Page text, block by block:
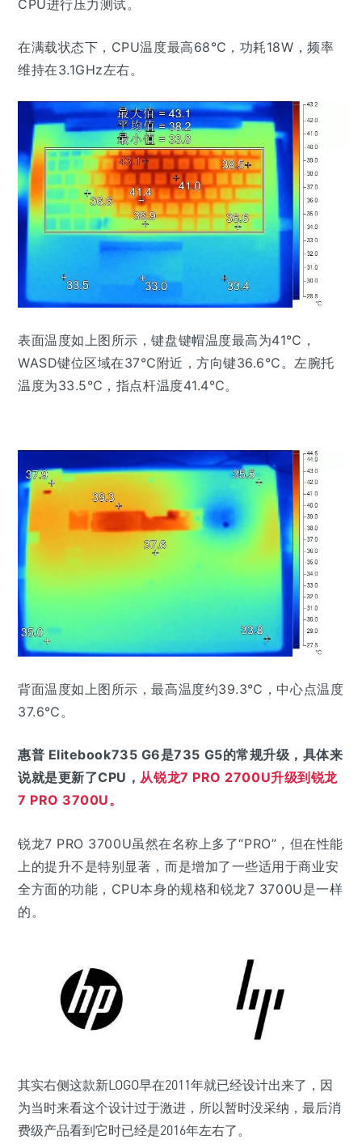
CPU进行压力测试。
在满载状态下，CPU温度最高68℃，功耗18W，频率
维持在3.1GHz左右。
表面温度如上图所示，键盘键帽温度最高为41℃，
WASD键位区域在37℃附近，方向键36.6℃。左腕托
温度为33.5℃，指点杆温度41.4℃。
背面温度如上图所示，最高温度约39.3℃，中心点温度
37.6℃。
惠普 Elitebook735 G6是735 G5的常规升级，具体来
说就是更新了CPU， 从锐龙7 PRO 2700U升级到锐龙
7 PRO 3700U。
锐龙7 PRO 3700U虽然在名称上多了“PRO”，但在性能
上的提升不是特别显著，而是增加了一些适用于商业安
全方面的功能，CPU本身的规格和锐龙7 3700U是一样
的。
其实右侧这款新LOGO早在2011年就已经设计出来了，因
为当时来看这个设计过于激进，所以暂时没采纳，最后消
费级产品看到它时已经是2016年左右了。